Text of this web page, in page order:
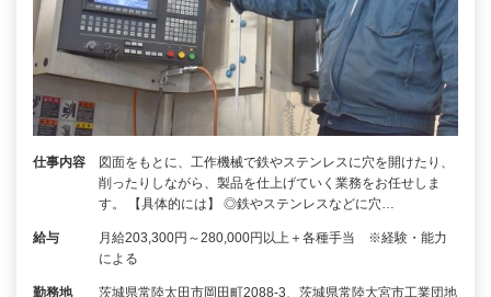
仕事内容
図面をもとに、工作機械で鉄やステンレスに穴を開けたり、
削ったりしながら、製品を仕上げていく業務をお任せしま
す。 【具体的には】 ◎鉄やステンレスなどに穴…
給与
月給203,300円～280,000円以上＋各種手当 ※経験・能力
による
勤務地
茨城県常陸太田市岡田町2088-3、茨城県常陸大宮市工業団地